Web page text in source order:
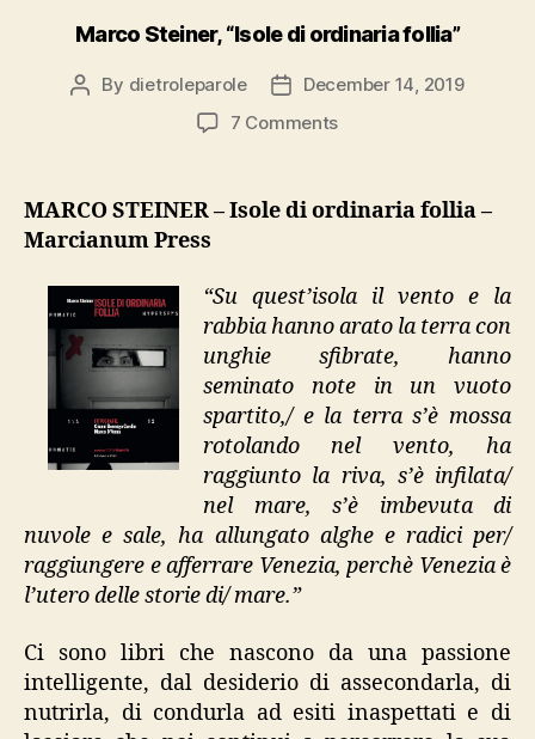
Marco Steiner, “Isole di ordinaria follia”
Post
By dietroleparole
PostDecember 14, 2019
7 Commentson
“Isole
MARCO STEINER – Isole di ordinaria follia –
Marcianum Press
“Su quest’isola il vento e la
rabbia hanno arato la terra con
unghie sfibrate, hanno
seminato note in un vuoto
spartito,/ e la terra s’è mossa
rotolando nel vento, ha
raggiunto la riva, s’è infilata/
nel mare, s’è imbevuta di
nuvole e sale, ha allungato alghe e radici per/
raggiungere e afferrare Venezia, perchè Venezia è
l’utero delle storie di/ mare.”
Ci sono libri che nascono da una passione
intelligente, dal desiderio di assecondarla, di
nutrirla, di condurla ad esiti inaspettati e di